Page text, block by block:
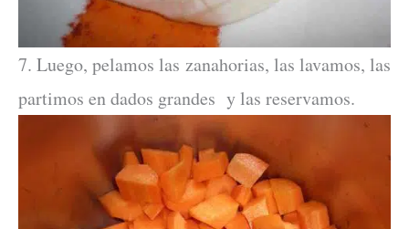
7. Luego, pelamos las zanahorias, las lavamos, las
partimos en dados grandes y las reservamos.